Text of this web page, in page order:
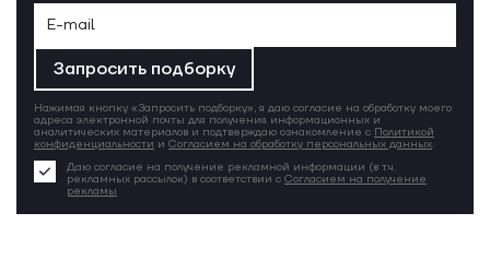
Запросить подборку
Нажимая кнопку «Запросить подборку», я даю согласие на обработку моего
адреса электронной почты для получения информационных и
аналитических материалов и подтверждаю ознакомление с Политикой
конфиденциальности и Согласием на обработку персональных данных.
Даю согласие на получение рекламной информации (в т.ч.
рекламных рассылок) в соответствии с Согласием на получение
рекламы